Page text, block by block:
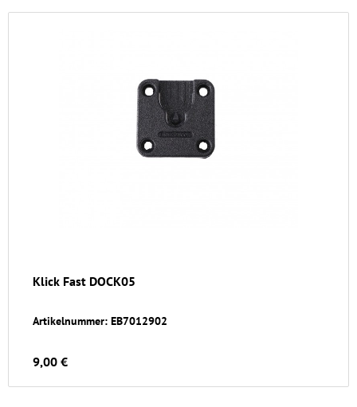
Klick Fast DOCK05
Artikelnummer: EB7012902
9,00 €